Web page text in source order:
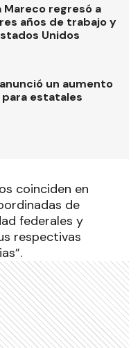
Mareco regresó a
años de trabajo y
Unidos
un aumento
para estatales
coinciden en
de
federales y
respectivas